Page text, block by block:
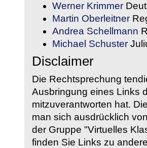
Werner Krimmer
Martin Oberleitner
Andrea Schellmann
Michael Schuster
Disclaimer
Die Rechtsprechung
Ausbringung eines Links
mitzuverantworten hat.
man sich ausdrücklich
der Gruppe "Virtuelles
finden Sie Links zu